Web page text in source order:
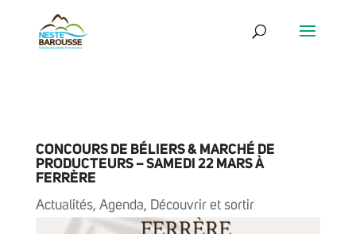
CONCOURS DE BÉLIERS & MARCHÉ DE
PRODUCTEURS – SAMEDI 22 MARS À
FERRÈRE
Actualités, Agenda, Découvrir et sortir